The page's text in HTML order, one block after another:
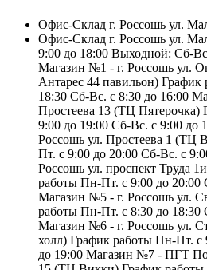
Офис-Склад г. Россошь ул.
Офис-Склад г. Россошь ул.
9:00 до 18:00 Выходной: Сб-
Магазин №1 - г. Россошь ул.
Антарес 44 павильон)
18:30 Сб-Вс. с 8:30 до 16:00
Простеева 13 (ТЦ
9:00 до 19:00 Сб-Вс. с 9:00 до
Россошь ул. Простеева 1 (ТЦ
Пт. с 9:00 до 20:00 Сб-Вс. с
Россошь ул. проспект Труда
работы Пн-Пт. с 9:00 до 20:00
Магазин №5 - г. Россошь ул.
работы Пн-Пт. с 8:30 до 18:30
Магазин №6 - г. Россошь ул.
холл) График работы Пн-Пт. с
до 19:00 Магазин №7 - ПГТ